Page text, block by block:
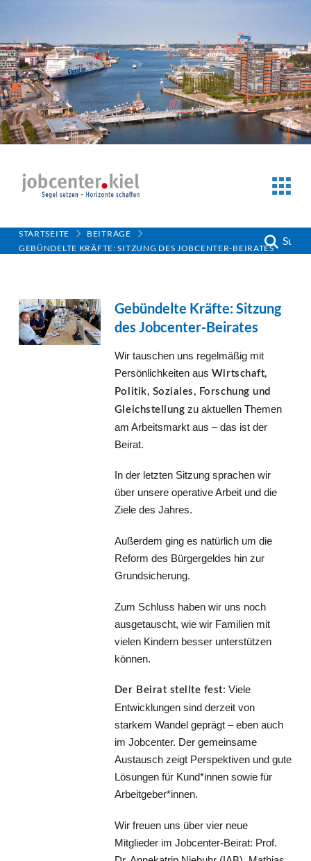
STARTSEITE
BEITRÄGE
GEBÜNDELTE KRÄFTE: SITZUNG DES JOBCENTER-BEIRATES
Suche
Gebündelte Kräfte: Sitzung
des Jobcenter-Beirates
Wir tauschen uns regelmäßig mit
Persönlichkeiten aus Wirtschaft,
Politik, Soziales, Forschung und
Gleichstellung zu aktuellen Themen
am Arbeitsmarkt aus – das ist der
Beirat.
In der letzten Sitzung sprachen wir
über unsere operative Arbeit und die
Ziele des Jahres.
Außerdem ging es natürlich um die
Reform des Bürgergeldes hin zur
Grundsicherung.
Zum Schluss haben wir uns noch
ausgetauscht, wie wir Familien mit
vielen Kindern besser unterstützen
können.
Der Beirat stellte fest: Viele
Entwicklungen sind derzeit von
starkem Wandel geprägt – eben auch
im Jobcenter. Der gemeinsame
Austausch zeigt Perspektiven und gute
Lösungen für Kund*innen sowie für
Arbeitgeber*innen.
Wir freuen uns über vier neue
Mitglieder im Jobcenter-Beirat: Prof.